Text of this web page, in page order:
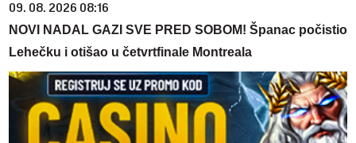
09. 08. 2026 08:16
NOVI NADAL GAZI SVE PRED SOBOM! Španac počistio
Lehečku i otišao u četvrtfinale Montreala